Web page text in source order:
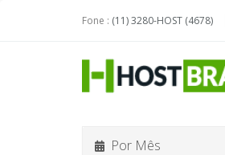
Fone : (11) 3280-HOST (4678)
Por Mês